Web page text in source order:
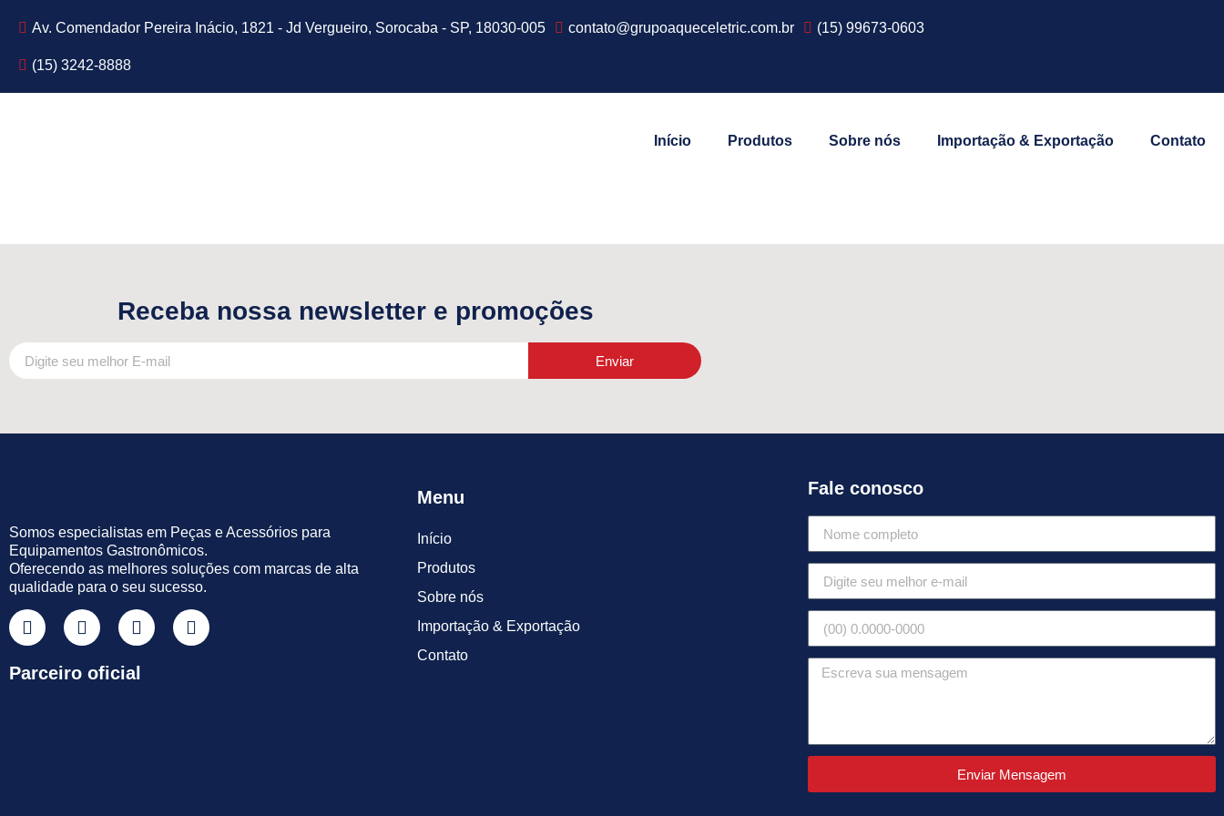
Av. Comendador Pereira Inácio, 1821 - Jd Vergueiro, Sorocaba - SP, 18030-005 contato@grupoaqueceletric.com.br (15) 99673-0603
(15) 3242-8888
Início Produtos Sobre nós Importação & Exportação Contato
Receba nossa newsletter e promoções
Enviar
Somos especialistas em Peças e Acessórios para
Equipamentos Gastronômicos.
Oferecendo as melhores soluções com marcas de alta
qualidade para o seu sucesso.
Parceiro oficial
Menu
Início
Produtos
Sobre nós
Importação & Exportação
Contato
Fale conosco
Enviar Mensagem